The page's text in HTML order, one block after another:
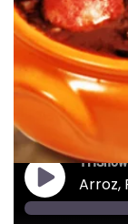
THShow
Arroz,